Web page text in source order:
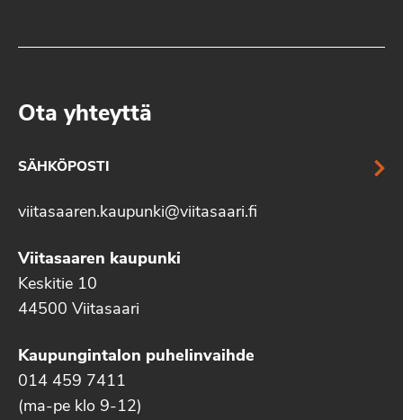
Ota yhteyttä
SÄHKÖPOSTI
viitasaaren.kaupunki@viitasaari.fi
Viitasaaren kaupunki
Keskitie 10
44500 Viitasaari
Kaupungintalon puhelinvaihde
014 459 7411
(ma-pe klo 9-12)